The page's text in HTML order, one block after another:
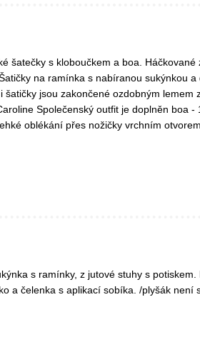
šatečky s kloboučkem a boa. Háčkované
na ramínka s nabíranou sukýnkou a
šatičky jsou zakončené ozdobným lemem
Společenský outfit je doplněn boa -
oblékání přes nožičky vrchním
s ramínky, z jutové stuhy s potiskem.
a čelenka s aplikací sobíka. /plyšák není